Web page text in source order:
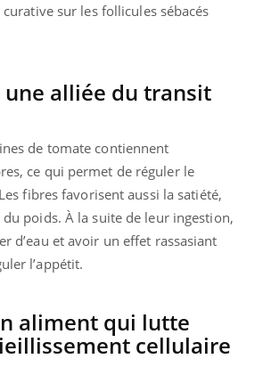
sur les follicules sébacés
une alliée du transit
de tomate contiennent
ce qui permet de réguler le
fibres favorisent aussi la satiété,
poids. À la suite de leur ingestion,
d’eau et avoir un effet rassasiant
l’appétit.
aliment qui lutte
cellulaire